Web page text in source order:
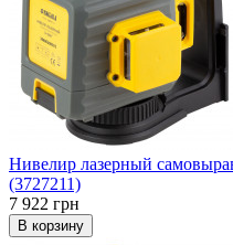
Нивелир лазерный
(3727211)
7 922 грн
В корзину